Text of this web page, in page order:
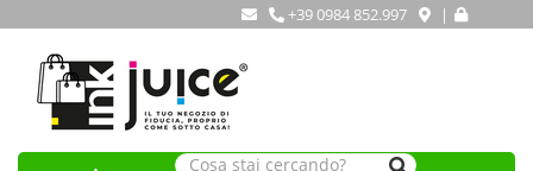
+39 0984 852.997 |